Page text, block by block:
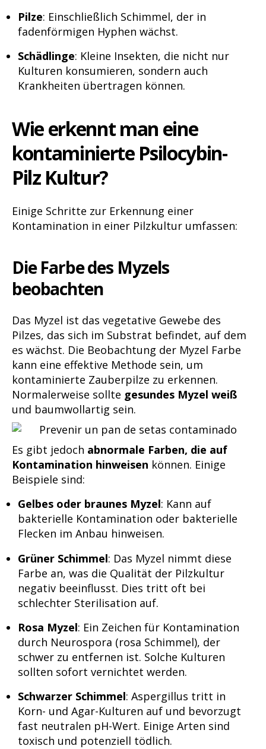
Pilze: Einschließlich Schimmel, der in
fadenförmigen Hyphen wächst.
Schädlinge: Kleine Insekten, die nicht nur
Kulturen konsumieren, sondern auch
Krankheiten übertragen können.
Wie erkennt man eine
kontaminierte Psilocybin-
Pilz Kultur?
Einige Schritte zur Erkennung einer
Kontamination in einer Pilzkultur umfassen:
Die Farbe des Myzels
beobachten
Das Myzel ist das vegetative Gewebe des
Pilzes, das sich im Substrat befindet, auf dem
es wächst. Die Beobachtung der Myzel Farbe
kann eine effektive Methode sein, um
kontaminierte Zauberpilze zu erkennen.
Normalerweise sollte gesundes Myzel weiß
und baumwollartig sein.
Es gibt jedoch abnormale Farben, die auf
Kontamination hinweisen können. Einige
Beispiele sind:
Gelbes oder braunes Myzel: Kann auf
bakterielle Kontamination oder bakterielle
Flecken im Anbau hinweisen.
Grüner Schimmel: Das Myzel nimmt diese
Farbe an, was die Qualität der Pilzkultur
negativ beeinflusst. Dies tritt oft bei
schlechter Sterilisation auf.
Rosa Myzel: Ein Zeichen für Kontamination
durch Neurospora (rosa Schimmel), der
schwer zu entfernen ist. Solche Kulturen
sollten sofort vernichtet werden.
Schwarzer Schimmel: Aspergillus tritt in
Korn- und Agar-Kulturen auf und bevorzugt
fast neutralen pH-Wert. Einige Arten sind
toxisch und potenziell tödlich.